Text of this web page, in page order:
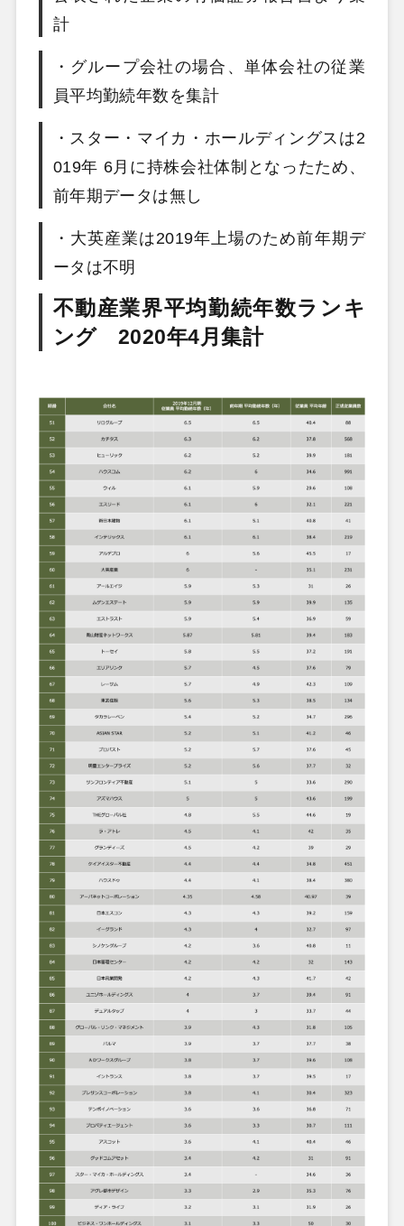
計
・グループ会社の場合、単体会社の従業
員平均勤続年数を集計
・スター・マイカ・ホールディングスは2
019年 6月に持株会社体制となったため、
前年期データは無し
・大英産業は2019年上場のため前年期デ
ータは不明
不動産業界平均勤続年数ランキ
ング 2020年4月集計